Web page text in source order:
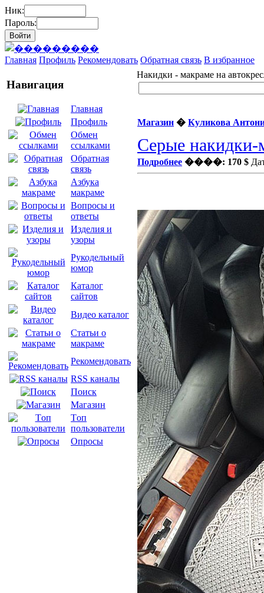
Ник:
Пароль:
Главная Профиль Рекомендовать Обратная связь В избранное
Навигация
Главная
Профиль
Обмен
ссылками
Обратная
связь
Азбука
макраме
Вопросы и
ответы
Изделия и
узоры
Рукодельный
юмор
Каталог
сайтов
Видео каталог
Статьи о
макраме
Рекомендовать
RSS каналы
Поиск
Магазин
Tоп
пользователи
Опросы
Накидки - макраме на
Магазин � Куликова
Серые накидки-
Подробнее ����: 170 $